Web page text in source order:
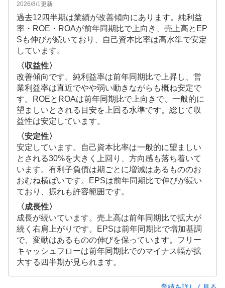
2026/8/1更新
過去12四半期は業績が改善傾向にあります。純利益
率・ROE・ROAが前年同期比で上向き、売上高とEP
Sも伸びが続いており、自己資本比率は高水準で安定
しています。
〈収益性〉
改善傾向です。純利益率は前年同期比で上昇し、営
業利益率は直近でやや弱い動きながらも概ね安定で
す。ROEとROAは前年同期比で上向きで、一般的に
望ましいとされる目安を上回る水準です。総じて収
益性は安定しています。
〈安定性〉
安定しています。自己資本比率は一般的に望ましい
とされる30%を大きく上回り、方向感も落ち着いて
います。有利子負債は期ごとに増減はあるもののお
おむね横ばいです。EPSは前年同期比で伸びが続い
ており、振れも許容範囲です。
〈成長性〉
成長が続いています。売上高は前年同期比で拡大が
続く右肩上がりです。EPSは前年同期比で増加基調
で、変動はあるものの伸びを保っています。フリー
キャッシュフローは前年同期比でのマイナス幅が拡
大する四半期が見られます。